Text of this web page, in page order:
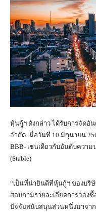
หุ้นกู้ฯ ดังกล่าว ได้รับการจัดอั
จำกัด เมื่อวันที่ 10 มิถุนายน
BBB- เช่นเดียวกับอันดับควา
(Stable)
“เป็นที่น่ายินดีที่หุ้นกู้ฯ ของบริ
สอบถามรายละเอียดการจอง
ปัจจัยสนับสนุนส่วนหนึ่งมาจา